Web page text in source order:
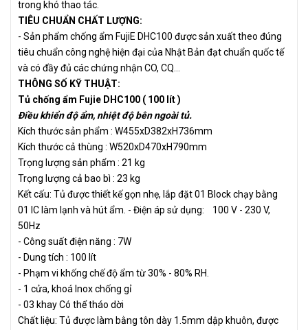
trong khó thao tác.
TIÊU CHUẨN CHẤT LƯỢNG:
- Sản phẩm chống ẩm FujiE DHC100 được sản xuất theo đúng
tiêu chuẩn công nghệ hiện đại của Nhật Bản đạt chuẩn quốc tế
và có đầy đủ các chứng nhận CO, CQ…
THÔNG SỐ KỸ THUẬT:
Tủ chống ẩm Fujie DHC100 ( 100 lít )
Điều khiển độ ẩm, nhiệt độ bên ngoài tủ.
Kích thước sản phẩm : W455xD382xH736mm
Kích thước cả thùng : W520xD470xH790mm
Trọng lượng sản phẩm : 21 kg
Trọng lượng cả bao bì : 23 kg
Kết cấu: Tủ được thiết kế gọn nhẹ, lắp đặt 01 Block chạy bằng
01 IC làm lạnh và hút ẩm. - Điện áp sử dụng: 100 V - 230 V,
50Hz
- Công suất điện năng : 7W
- Dung tích : 100 lít
- Phạm vi khống chế độ ẩm từ 30% - 80% RH.
- 1 cửa, khoá Inox chống gỉ
- 03 khay Có thể tháo dời
Chất liệu: Tủ được làm bằng tôn dày 1.5mm dập khuôn, được